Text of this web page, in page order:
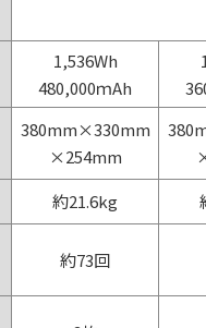
1,536Wh
480,000ｍAh
380mm×330mm
×254mm
約21.6kg
約73回